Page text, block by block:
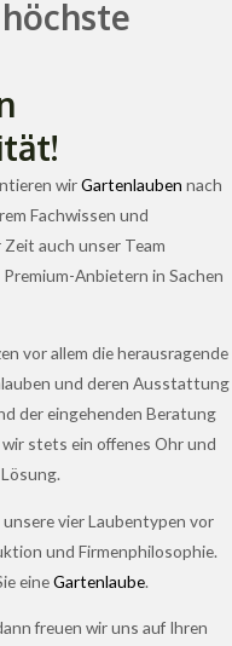
wirGartenlauben nach
Fachwissen und
auch unser Team
Anbietern in Sachen
vor allem die herausragende
und deren Ausstattung
der eingehenden Beratung
stets ein offenes Ohr und
vier Laubentypen vor
und Firmenphilosophie.
eineGartenlaube.
freuen wir uns auf Ihren